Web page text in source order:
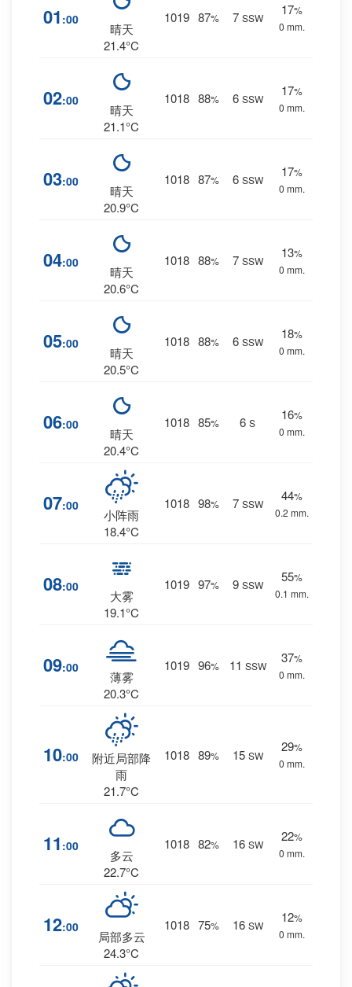
01 :00
晴天
21.4°C
1019 87% 7 SSW
17%
0 mm.
02:00
晴天
21.1°C
1018 88% 6 SSW
17%
0 mm.
03:00
晴天
20.9°C
1018 87% 6 SSW
17%
0 mm.
04:00
晴天
20.6°C
1018 88% 7 SSW
13%
0 mm.
05:00
晴天
20.5°C
1018 88% 6 SSW
18%
0 mm.
06:00
晴天
20.4°C
1018 85% 6 S
16%
0 mm.
07:00
小阵雨
18.4°C
1018 98% 7 SSW
44%
0.2 mm.
08:00
大雾
19.1°C
1019 97% 9 SSW
55%
0.1 mm.
09:00
薄雾
20.3°C
1019 96% 11 SSW
37%
0 mm.
10:00
附近局部降
雨
21.7°C
1018 89% 15 SW
29%
0 mm.
11 :00
多云
22.7°C
1018 82% 16 SW
22%
0 mm.
12:00
局部多云
24.3°C
1018 75% 16 SW
12%
0 mm.